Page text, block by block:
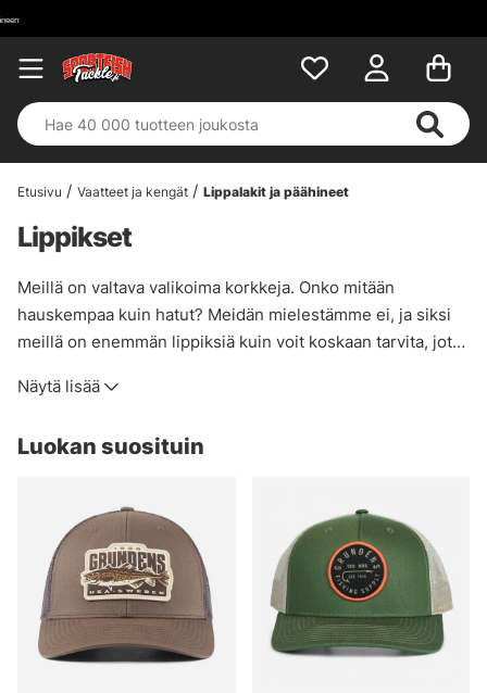
Etusivu Vaatteet ja kengät Lippalakit ja päähineet
Lippikset
Meillä on valtava valikoima korkkeja. Onko mitään
hauskempaa kuin hatut? Meidän mielestämme ei, ja siksi
meillä on enemmän lippiksiä kuin voit koskaan tarvita, jotta
tukisi suosikkimerkkiäsi!
Näytä lisää
Luokan suosituin